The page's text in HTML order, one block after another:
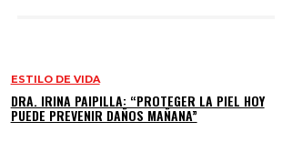
ESTILO DE VIDA
DRA. IRINA PAIPILLA: “PROTEGER LA PIEL HOY
PUEDE PREVENIR DAÑOS MAÑANA”